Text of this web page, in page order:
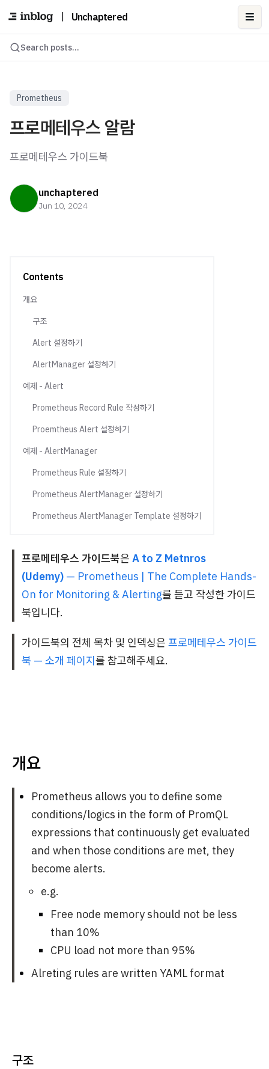
Unchaptered
Search posts...
Prometheus
프로메테우스 알람
프로메테우스 가이드북
unchaptered
Jun 10, 2024
Contents
개요
구조
Alert 설정하기
AlertManager 설정하기
예제 - Alert
Prometheus Record Rule 작성하기
Proemtheus Alert 설정하기
예제 - AlertManager
Prometheus Rule 설정하기
Prometheus AlertManager 설정하기
Prometheus AlertManager Template 설정하기
프로메테우스 가이드북은 A to Z Metnros
(Udemy) — Prometheus | The Complete Hands-
On for Monitoring & Alerting를 듣고 작성한 가이드
북입니다.
가이드북의 전체 목차 및 인덱싱은 프로메테우스 가이드
북 — 소개 페이지를 참고해주세요.
개요
Prometheus allows you to define some
conditions/logics in the form of PromQL
expressions that continuously get evaluated
and when those conditions are met, they
become alerts.
e.g.
Free node memory should not be less
than 10%
CPU load not more than 95%
Alreting rules are written YAML format
구조